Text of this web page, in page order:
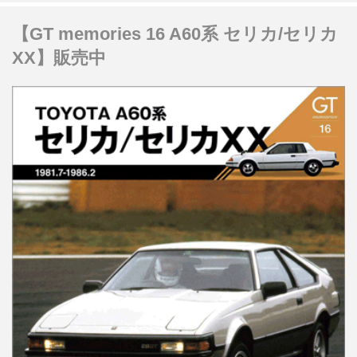
【GT memories 16 A60系 セリカ/セリカ
XX】販売中